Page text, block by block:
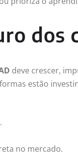
dos
deve crescer,
estão
no mercado.